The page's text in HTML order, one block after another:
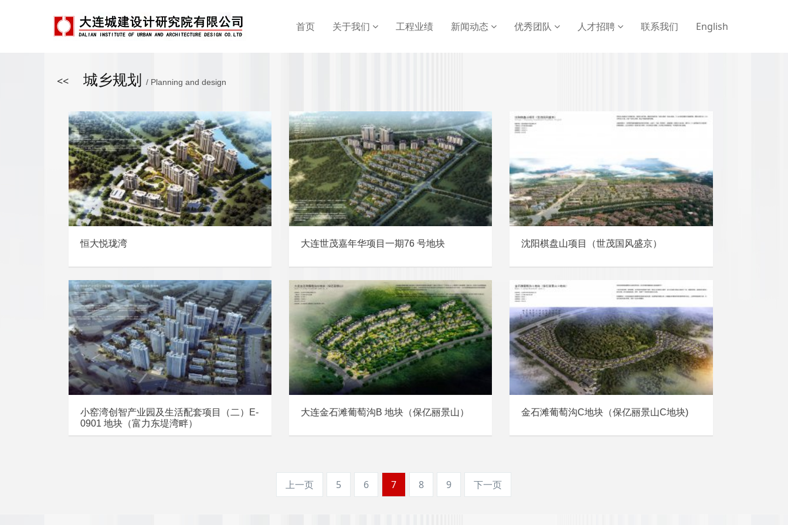
首页 关于我们 工程业绩 新闻动态 优秀团队 人才招聘 联系我们 English
<< 城乡规划 / Planning and design
恒大悦珑湾 大连世茂嘉年华项目一期76 号地块 沈阳棋盘山项目（世茂国风盛京）
小窑湾创智产业园及生活配套项目（二）E-
0901 地块（富力东堤湾畔）
大连金石滩葡萄沟B 地块（保亿丽景山） 金石滩葡萄沟C地块（保亿丽景山C地块)
上一页 5 6 7 8 9 下一页